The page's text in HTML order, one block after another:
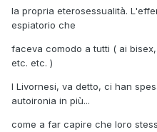
la propria eterosessualità.
espiatorio che
faceva comodo a tutti ( ai
etc. etc. )
I Livornesi, va detto, ci han
autoironia in più...
come a far capire che loro